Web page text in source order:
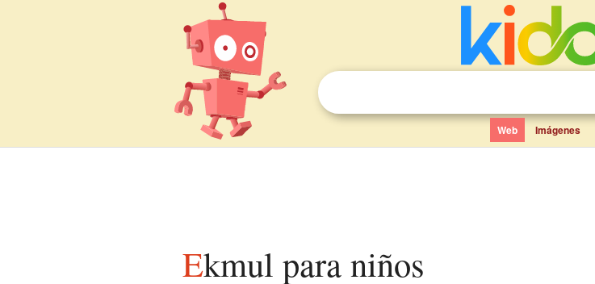
Web Imágenes
Ekmul para niños